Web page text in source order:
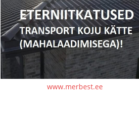
www.merbest.ee